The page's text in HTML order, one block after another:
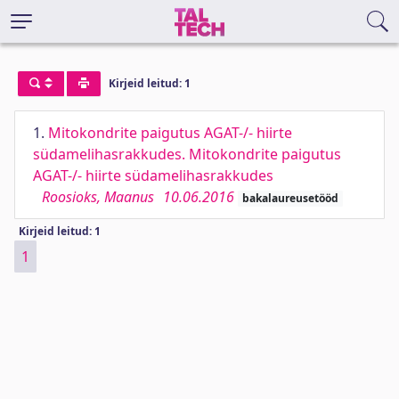
Kirjeid leitud: 1
1. Mitokondrite paigutus AGAT-/- hiirte
südamelihasrakkudes. Mitokondrite paigutus
AGAT-/- hiirte südamelihasrakkudes
Roosioks, Maanus 10.06.2016 bakalaureusetööd
Kirjeid leitud: 1
1